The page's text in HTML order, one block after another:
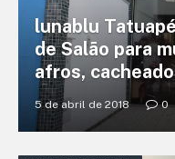
lunablu
de Salão para
afros,
5 de abril de 2018 0